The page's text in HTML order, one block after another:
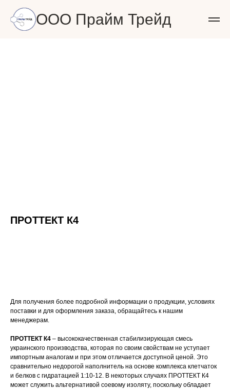
ООО Прайм Трейд
ПРОТТЕКТ К4
Для получения более подробной информации о продукции, условиях
поставки и для оформления заказа, обращайтесь к нашим
менеджерам.
ПРОТТЕКТ К4 – высококачественная стабилизирующая смесь
украинского производства, которая по своим свойствам не уступает
импортным аналогам и при этом отличается доступной ценой. Это
сравнительно недорогой наполнитель на основе комплекса клетчаток
и белков с гидратацией 1:10-12. В некоторых случаях ПРОТТЕКТ К4
может служить альтернативой соевому изоляту, поскольку обладает